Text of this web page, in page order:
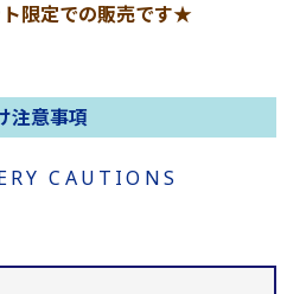
限定での販売です★
注意事項
CAUTIONS